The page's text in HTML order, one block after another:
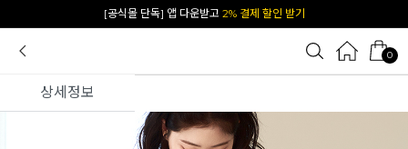
카카오 플친 추가하면1천원 즉시 할인 쿠폰
0
상세정보